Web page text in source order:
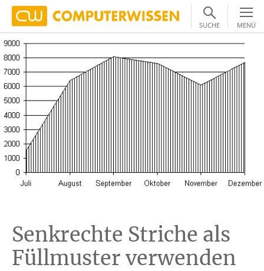
SUCHE MENÜ
Senkrechte Striche als
Füllmuster verwenden